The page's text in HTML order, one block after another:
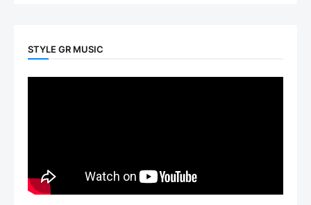
STYLE GR MUSIC